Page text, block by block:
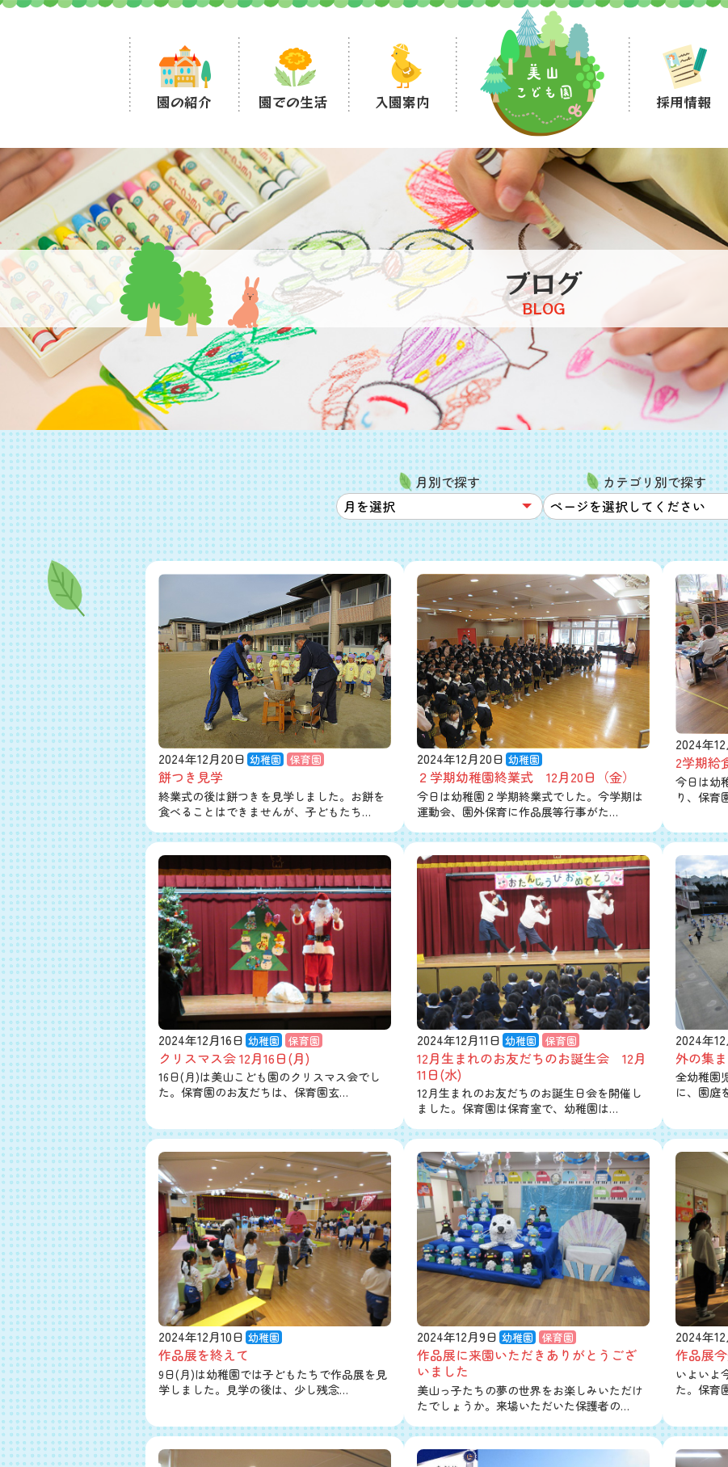
園の紹介 園での生活 入園案内 採用情報
ブログ
BLOG
月別で探す カテゴリ別で探す
2024年12月20日 幼稚園 保育園
餅つき見学
終業式の後は餅つきを見学しました。お餅を
食べることはできませんが、子どもたち…
2024年12月20日 幼稚園
２学期幼稚園終業式 12月20日（金）
今日は幼稚園２学期終業式でした。今学期は
運動会、園外保育に作品展等行事がた…
2024年
2学期給
今日は幼
り、保育
2024年12月16日 幼稚園 保育園
クリスマス会 12月16日(月)
16日(月)は美山こども園のクリスマス会でし
た。保育園のお友だちは、保育園玄…
2024年12月11日 幼稚園 保育園
12月生まれのお友だちのお誕生会 12月
11日(水)
12月生まれのお友だちのお誕生日会を開催し
ました。保育園は保育室で、幼稚園は…
2024年
外の集
全幼稚園
に、園庭
2024年12月10日 幼稚園
作品展を終えて
9日(月)は幼稚園では子どもたちで作品展を見
学しました。見学の後は、少し残念…
2024年12月9日 幼稚園 保育園
作品展に来園いただきありがとうござ
いました
美山っ子たちの夢の世界をお楽しみいただけ
たでしょうか。来場いただいた保護者の…
2024年
作品展
いよいよ
た。保育